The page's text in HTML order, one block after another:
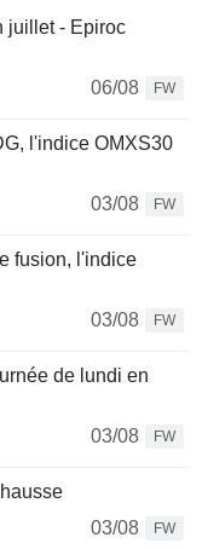
juillet - Epiroc
06/08
FW
l'indice OMXS30
03/08
FW
fusion, l'indice
03/08
FW
de lundi en
03/08
FW
03/08
FW